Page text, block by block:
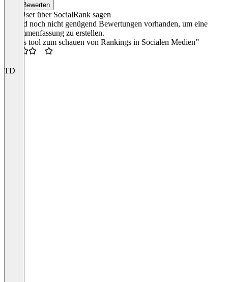
Bewerten
Was User über SocialRank sagen
Es sind noch nicht genügend Bewertungen vorhanden, um eine
Zusammenfassung zu erstellen.
“Gutes tool zum schauen von Rankings in Socialen Medien”
TD